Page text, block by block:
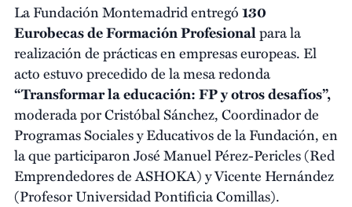
La Fundación Montemadrid entregó130
Eurobecas de Formación Profesionalpara la
realización de prácticas en empresas europeas. El
acto estuvo precedido de la mesa redonda
“Transformar la educación: FP y otros desafíos”,
moderada por Cristóbal Sánchez, Coordinador de
Programas Sociales y Educativos de la Fundación, en
la que participaron José Manuel Pérez-Pericles (Red
Emprendedores de ASHOKA) y Vicente Hernández
(Profesor Universidad Pontificia Comillas).